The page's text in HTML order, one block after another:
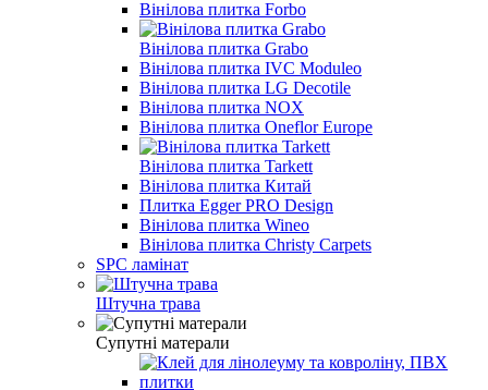
Вінілова плитка Forbo
Вінілова плитка Grabo
Вінілова плитка IVC Moduleo
Вінілова плитка LG Decotile
Вінілова плитка NOX
Вінілова плитка Oneflor Europe
Вінілова плитка Tarkett
Вінілова плитка Китай
Плитка Egger PRO Design
Вінілова плитка Wineo
Вінілова плитка Christy Carpets
SPC ламінат
Штучна трава
Супутні матерали